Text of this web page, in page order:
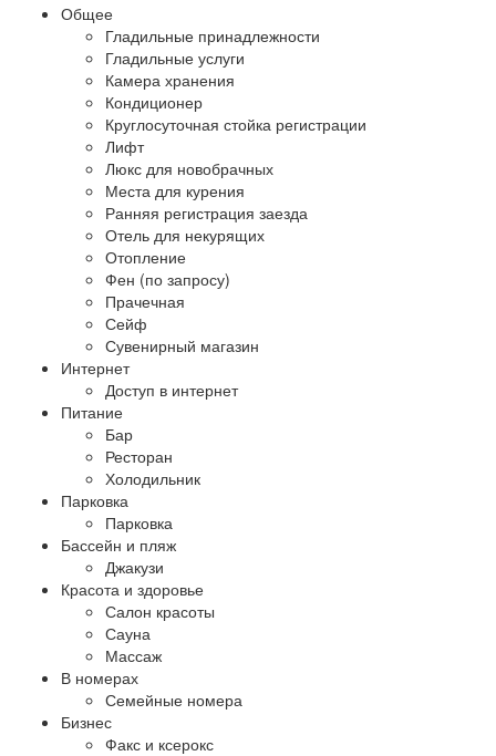
Общее
Гладильные принадлежности
Гладильные услуги
Камера хранения
Кондиционер
Круглосуточная стойка регистрации
Лифт
Люкс для новобрачных
Места для курения
Ранняя регистрация заезда
Отель для некурящих
Отопление
Фен (по запросу)
Прачечная
Сейф
Сувенирный магазин
Интернет
Доступ в интернет
Питание
Бар
Ресторан
Холодильник
Парковка
Парковка
Бассейн и пляж
Джакузи
Красота и здоровье
Салон красоты
Сауна
Массаж
В номерах
Семейные номера
Бизнес
Факс и ксерокс